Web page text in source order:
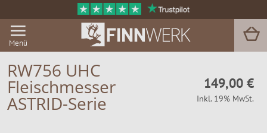
Menü
Grill & BBQ
RW756 UHC
Fleischmesser
ASTRID-Serie
149,00 €
Inkl. 19% MwSt.